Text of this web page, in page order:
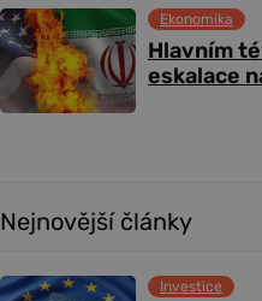
Hlavním
eskalace
Ekonomika
Nejnovější články
Investice